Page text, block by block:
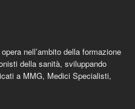
nell’ambito della formazione
della sanità, sviluppando
a MMG, Medici Specialisti,